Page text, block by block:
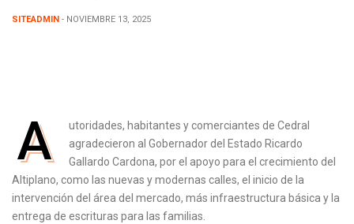
SITEADMIN - NOVIEMBRE 13, 2025
A
utoridades, habitantes y comerciantes de Cedral
agradecieron al Gobernador del Estado Ricardo
Gallardo Cardona, por el apoyo para el crecimiento del
Altiplano, como las nuevas y modernas calles, el inicio de la
intervención del área del mercado, más infraestructura básica y la
entrega de escrituras para las familias.